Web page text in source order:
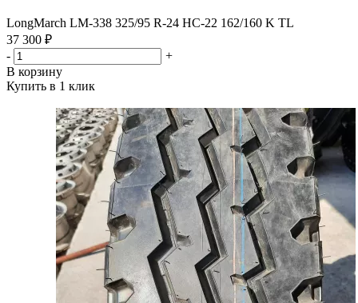
LongMarch LM-338 325/95 R-24 HC-22 162/160 K TL
37 300 ₽
-
+
В корзину
Купить в 1 клик